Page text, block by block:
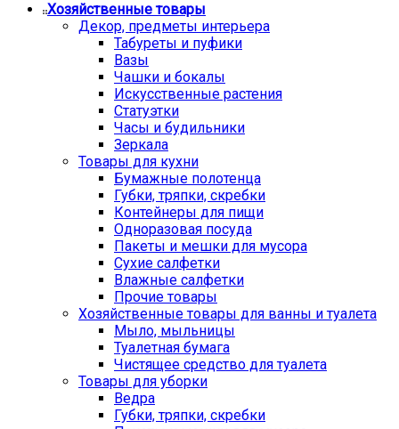
Хозяйственные товары
Декор, предметы интерьера
Табуреты и пуфики
Вазы
Чашки и бокалы
Искусственные растения
Статуэтки
Часы и будильники
Зеркала
Товары для кухни
Бумажные полотенца
Губки, тряпки, скребки
Контейнеры для пищи
Одноразовая посуда
Пакеты и мешки для мусора
Сухие салфетки
Влажные салфетки
Прочие товары
Хозяйственные товары для ванны и туалета
Мыло, мыльницы
Туалетная бумага
Чистящее средство для туалета
Товары для уборки
Ведра
Губки, тряпки, скребки